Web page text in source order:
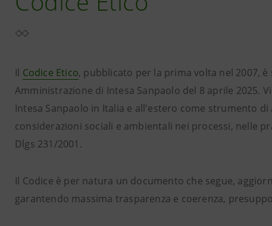
Il Codice Etico, pubblicato per la prima volta nel 2007,
Amministrazione di Intesa Sanpaolo del 8 aprile 2025.
Intesa Sanpaolo in Italia e all'estero come strumento
considerazioni sociali e ambientali nei processi, nelle
Dlgs 231/2001.
Il Codice è per natura un documento che segue,
garantendo massima trasparenza e coerenza,